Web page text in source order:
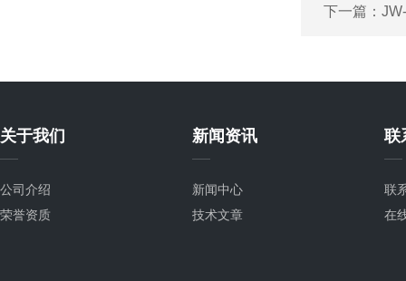
下一篇：
关于我们
公司介绍
荣誉资质
新闻资讯
新闻中心
技术文章
联
联
在